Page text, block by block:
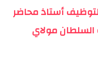
أستاذ محاضر
| جامعة السلطان مولاي